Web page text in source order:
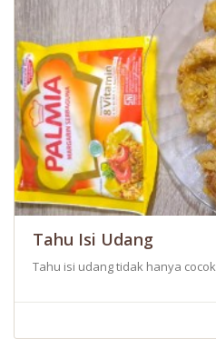
Tahu Isi Udang
Tahu isi udang tidak hanya